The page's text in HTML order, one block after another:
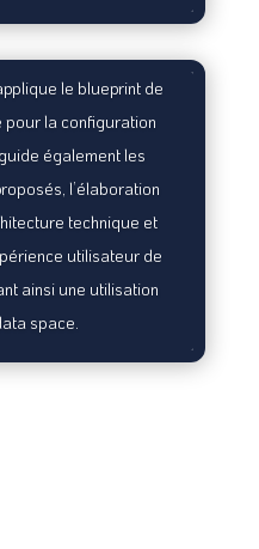
le blueprint de
la configuration
également les
l’élaboration
technique et
utilisateur de
ainsi une utilisation
space.